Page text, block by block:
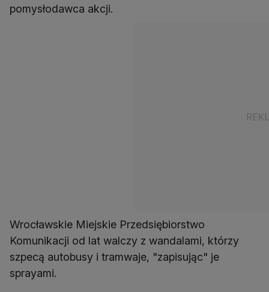
pomysłodawca akcji.
Wrocławskie Miejskie Przedsiębiorstwo
Komunikacji od lat walczy z wandalami, którzy
szpecą autobusy i tramwaje, "zapisując" je
sprayami.